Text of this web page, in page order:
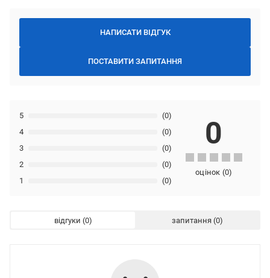
НАПИСАТИ ВІДГУК
ПОСТАВИТИ ЗАПИТАННЯ
1 (0)
2 (0)
3 (0)
4 (0)
5 (0)
0
оцінок (0)
відгуки запитання